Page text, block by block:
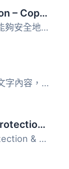
CopySafe PDF Protection – Copy Protect PDF
本外掛為CopySafe PDF，能夠安全地讓PDF文件受到保護且無法被...
保護文章、新聞、部落格或文字內容，免於被竊取 有些人並不使...
Simple Content Copy Protection & No Right Click
Simple Content Copy Protection & No Right Click 是一...